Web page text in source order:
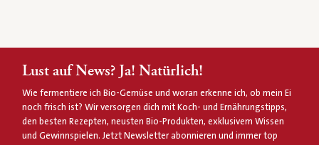
Lust auf News? Ja! Natürlich!
Wie fermentiere ich Bio-Gemüse und woran erkenne ich, ob mein Ei
noch frisch ist? Wir versorgen dich mit Koch- und Ernährungstipps,
den besten Rezepten, neusten Bio-Produkten, exklusivem Wissen
und Gewinnspielen. Jetzt Newsletter abonnieren und immer top